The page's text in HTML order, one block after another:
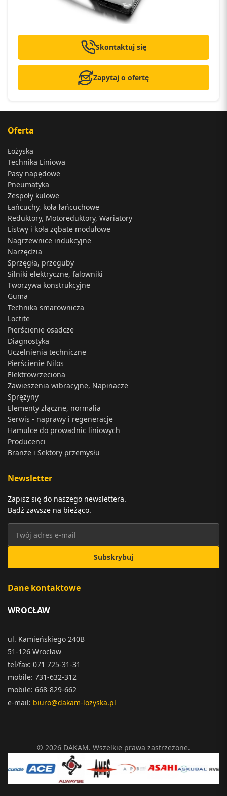
Skontaktuj się
Zapytaj o ofertę
Oferta
Łożyska
Technika Liniowa
Pasy napędowe
Pneumatyka
Zespoły kulowe
Łańcuchy, koła łańcuchowe
Reduktory, Motoreduktory, Wariatory
Listwy i koła zębate modułowe
Nagrzewnice indukcyjne
Narzędzia
Sprzęgła, przeguby
Silniki elektryczne, falowniki
Tworzywa konstrukcyjne
Guma
Technika smarownicza
Loctite
Pierścienie osadcze
Diagnostyka
Uczelnienia techniczne
Pierścienie Nilos
Elektrowrzeciona
Zawieszenia wibracyjne, Napinacze
Sprężyny
Elementy złączne, normalia
Serwis - naprawy i regeneracje
Hamulce do prowadnic liniowych
Producenci
Branże i Sektory przemysłu
Newsletter
Zapisz się do naszego newslettera.
Bądź zawsze na bieżąco.
Subskrybuj
Dane kontaktowe
WROCŁAW
ul. Kamieńskiego 240B
51-126 Wrocław
tel/fax: 071 725-31-31
mobile: 731-632-312
mobile: 668-829-662
e-mail: biuro@dakam-lozyska.pl
© 2026 DAKAM. Wszelkie prawa zastrzeżone.